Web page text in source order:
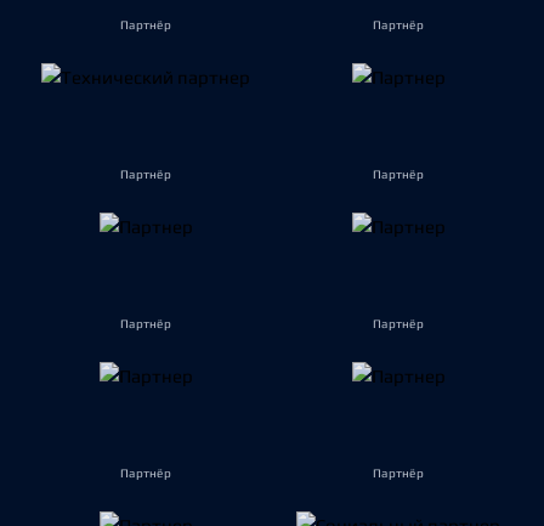
Партнёр Партнёр
Партнёр Партнёр
Партнёр Партнёр
Партнёр Партнёр